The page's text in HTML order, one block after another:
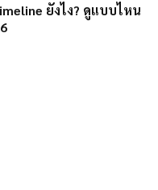
ยังไง? ดูแบบไหน